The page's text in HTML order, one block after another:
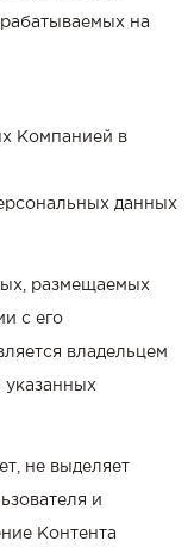
на
Компанией в
данных
размещаемых
с его
владельцем
не выделяет
и
Контента